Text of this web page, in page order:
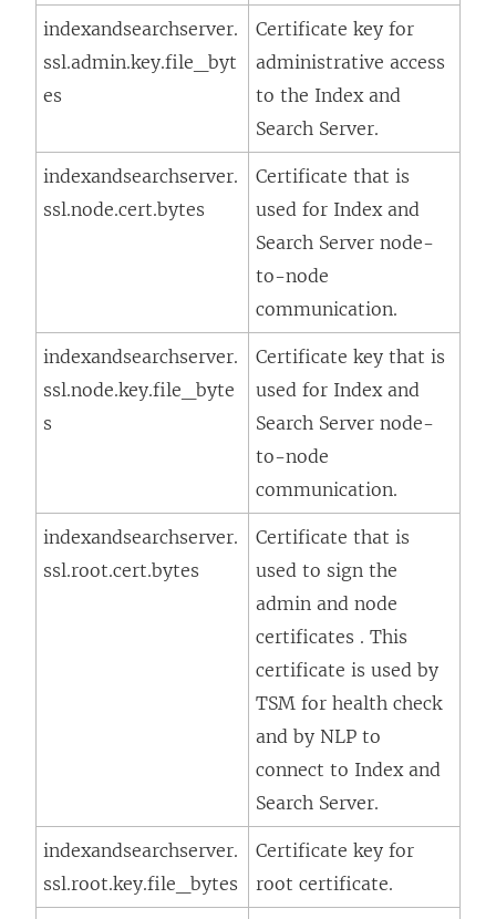
indexandsearchserver.
ssl.admin.key.file_byt
es
Certificate key for
administrative access
to the Index and
Search Server.
indexandsearchserver.
ssl.node.cert.bytes
Certificate that is
used for Index and
Search Server node-
to-node
communication.
indexandsearchserver.
ssl.node.key.file_byte
s
Certificate key that is
used for Index and
Search Server node-
to-node
communication.
indexandsearchserver.
ssl.root.cert.bytes
Certificate that is
used to sign the
admin and node
certificates . This
certificate is used by
TSM for health check
and by NLP to
connect to Index and
Search Server.
indexandsearchserver.
ssl.root.key.file_bytes
Certificate key for
root certificate.